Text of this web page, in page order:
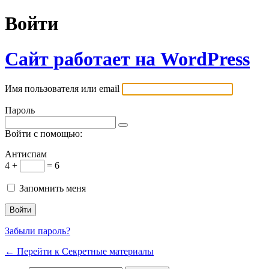
Войти
Сайт работает на WordPress
Имя пользователя или email
Пароль
Войти с помощью:
Антиспам
4 +
= 6
Запомнить меня
Забыли пароль?
← Перейти к Секретные материалы